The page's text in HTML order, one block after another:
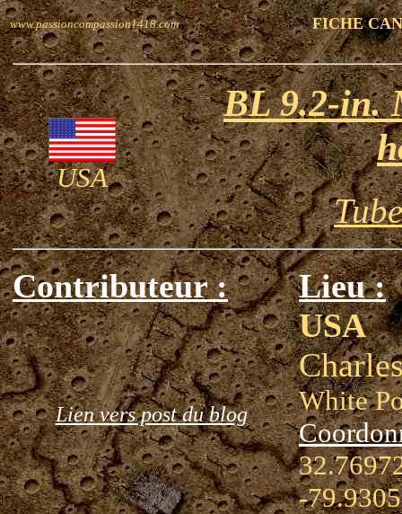
www.passioncompassion1418.com FICHE
USA
BL 9.2-in.
Contributeur :
Lien vers post du blog
Lieu :
USA
White
-